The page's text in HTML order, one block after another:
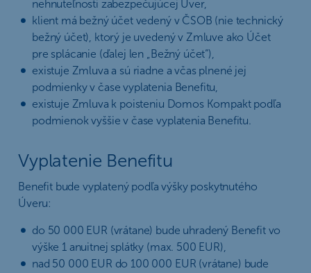
nehnuteľnosti zabezpečujúcej Úver,
klient má bežný účet vedený v ČSOB (nie technický
bežný účet), ktorý je uvedený v Zmluve ako Účet
pre splácanie (ďalej len „Bežný účet“),
existuje Zmluva a sú riadne a včas plnené jej
podmienky v čase vyplatenia Benefitu,
existuje Zmluva k poisteniu Domos Kompakt podľa
podmienok vyššie v čase vyplatenia Benefitu.
Vyplatenie Benefitu
Benefit bude vyplatený podľa výšky poskytnutého
Úveru:
do 50 000 EUR (vrátane) bude uhradený Benefit vo
výške 1 anuitnej splátky (max. 500 EUR),
nad 50 000 EUR do 100 000 EUR (vrátane) bude